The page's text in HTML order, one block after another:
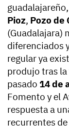
Pioz, Pozo de
(Guadalajara)
diferenciados
regular ya
produjo tras
pasado 14 de
Fomento y el
respuesta a
recurrentes